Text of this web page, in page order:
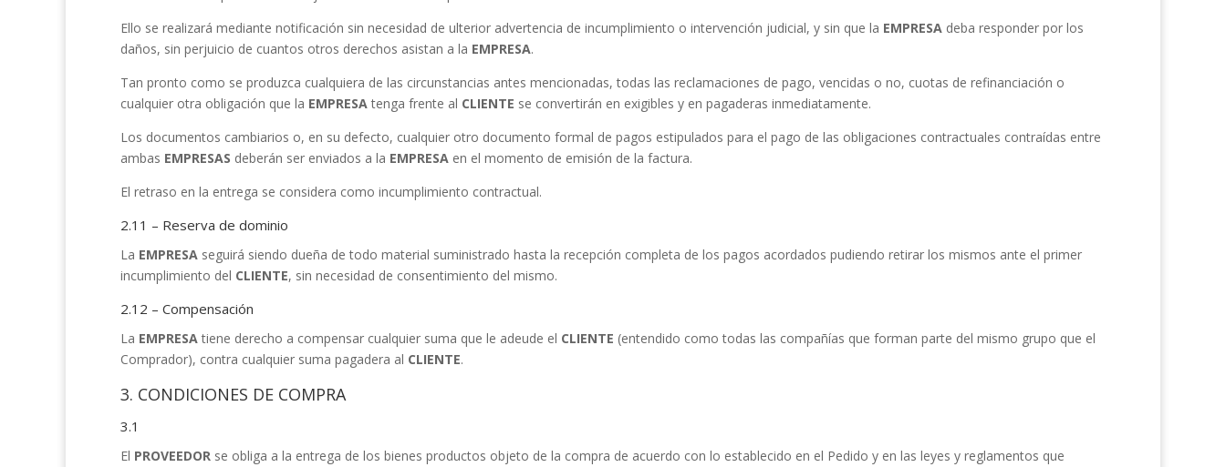
Ello se realizará mediante notificación sin necesidad de ulterior advertencia de incumplimiento o intervención judicial, y sin que la EMPRESA deba responder por los
daños, sin perjuicio de cuantos otros derechos asistan a la EMPRESA.
Tan pronto como se produzca cualquiera de las circunstancias antes mencionadas, todas las reclamaciones de pago, vencidas o no, cuotas de refinanciación o
cualquier otra obligación que la EMPRESAtenga frente al CLIENTE se convertirán en exigibles y en pagaderas inmediatamente.
Los documentos cambiarios o, en su defecto, cualquier otro documento formal de pagos estipulados para el pago de las obligaciones contractuales contraídas entre
ambas EMPRESAS deberán ser enviados a la EMPRESA en el momento de emisión de la factura.
El retraso en la entrega se considera como incumplimiento contractual.
2.11 – Reserva de dominio
La EMPRESA seguirá siendo dueña de todo material suministrado hasta la recepción completa de los pagos acordados pudiendo retirar los mismos ante el primer
incumplimiento del CLIENTE, sin necesidad de consentimiento del mismo.
2.12 – Compensación
La EMPRESAtiene derecho a compensar cualquier suma que le adeude el CLIENTE (entendido como todas las compañías que forman parte del mismo grupo que el
Comprador), contra cualquier suma pagadera al CLIENTE.
3. CONDICIONES DE COMPRA
3.1
El PROVEEDOR se obliga a la entrega de los bienes productos objeto de la compra de acuerdo con lo establecido en el Pedido y en las leyes y reglamentos que